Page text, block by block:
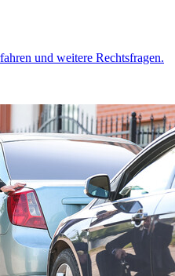
und weitere Rechtsfragen.